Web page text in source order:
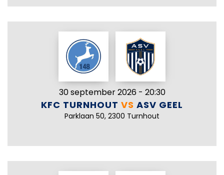
30 september 2026 - 20:30
KFC TURNHOUT VS ASV GEEL
Parklaan 50, 2300 Turnhout